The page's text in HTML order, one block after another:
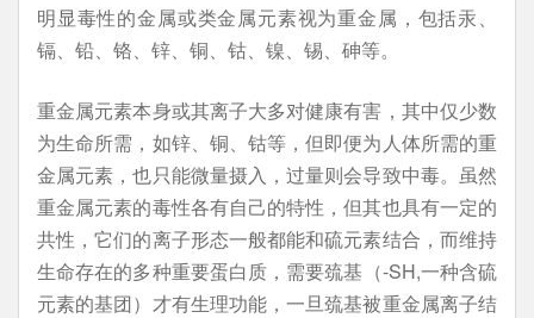
明显毒性的金属或类金属元素视为重金属，包括汞、
镉、铅、铬、锌、铜、钴、镍、锡、砷等。
重金属元素本身或其离子大多对健康有害，其中仅少数
为生命所需，如锌、铜、钴等，但即便为人体所需的重
金属元素，也只能微量摄入，过量则会导致中毒。虽然
重金属元素的毒性各有自己的特性，但其也具有一定的
共性，它们的离子形态一般都能和硫元素结合，而维持
生命存在的多种重要蛋白质，需要巯基（-SH,一种含硫
元素的基团）才有生理功能，一旦巯基被重金属离子结